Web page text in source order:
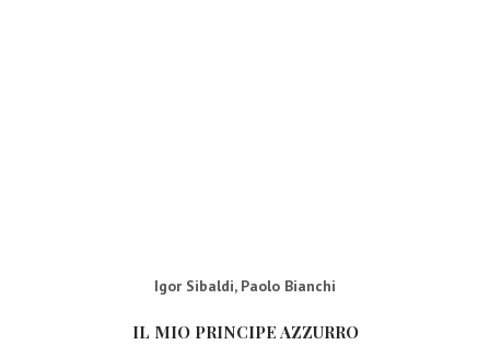
Igor Sibaldi, Paolo Bianchi
IL MIO PRINCIPE AZZURRO